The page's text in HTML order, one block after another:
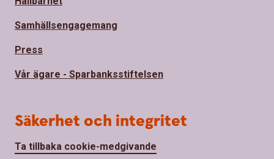
Samhällsengagemang
Press
Vår ägare - Sparbanksstiftelsen
Säkerhet och integritet
Ta tillbaka cookie-medgivande